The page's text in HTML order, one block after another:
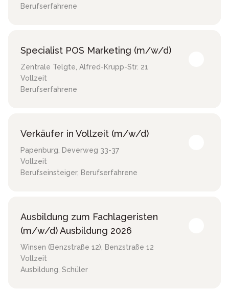
Berufserfahrene
Specialist POS Marketing (m/w/d)
Zentrale Telgte, Alfred-Krupp-Str. 21
Vollzeit
Berufserfahrene
Verkäufer in Vollzeit (m/w/d)
Papenburg, Deverweg 33-37
Vollzeit
Berufseinsteiger, Berufserfahrene
Ausbildung zum Fachlageristen
(m/w/d) Ausbildung 2026
Winsen (Benzstraße 12), Benzstraße 12
Vollzeit
Ausbildung, Schüler